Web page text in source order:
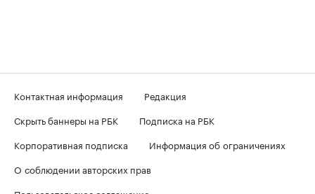
Контактная информация
Редакция
Скрыть баннеры на РБК
Подписка на РБК
Корпоративная подписка
Информация об ограничениях
О соблюдении авторских прав